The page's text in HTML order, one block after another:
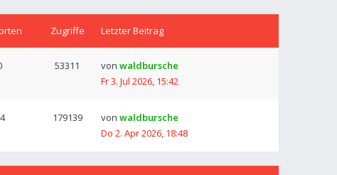
Zugriffe Letzter Beitrag
53311 von waldbursche
Fr 3. Jul 2026, 15:42
179139 von waldbursche
Do 2. Apr 2026, 18:48